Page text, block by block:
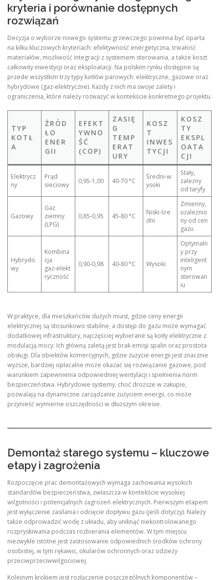
kryteria i porównanie dostępnych
rozwiązań
Decyzja o wyborze nowego systemu grzewczego powinna być oparta
na kilku kluczowych kryteriach: efektywność energetyczna, trwałość
materiałów, możliwość integracji z systemem sterowania, a także koszt
całkowity inwestycji oraz eksploatacji. Na polskim rynku dostępne są
przede wszystkim trzy typy kotłów parowych: elektryczne, gazowe oraz
hybrydowe (gaz‑elektryczne). Każdy z nich ma swoje zalety i
ograniczenia, które należy rozważyć w kontekście konkretnego projektu.
TYP
KOTŁ
A
ŹRÓD
ŁO
ENER
GII
EFEKT
YWNO
ŚĆ
(COP)
ZASIĘ
G
TEMP
ERAT
URY
KOSZ
T
INWES
TYCJI
KOSZ
TY
EKSPL
OATA
CJI
Elektrycz
ny
Prąd
sieciowy
0,95‑1,00 40‑70 °C
Średni‑w
ysoki
Stały,
zależny
od taryfy
Gazowy
Gaz
ziemny
(LPG)
0,85‑0,95 45‑80 °C
Niski‑śre
dni
Zmienny,
uzależnio
ny od cen
gazu
Hybrydo
wy
Kombina
cja
gaz‑elekt
ryczność
0,90‑0,98 40‑80 °C Wysoki
Optymaln
y przy
inteligent
nym
sterowan
iu
W praktyce, dla mieszkańców dużych miast, gdzie ceny energii
elektrycznej są stosunkowo stabilne, a dostęp do gazu może wymagać
dodatkowej infrastruktury, najczęściej wybierane są kotły elektryczne z
modulacją mocy. Ich główną zaletą jest brak emisji spalin oraz prostota
obsługi. Dla obiektów komercyjnych, gdzie zużycie energii jest znacznie
wyższe, bardziej opłacalne może okazać się rozwiązanie gazowe, pod
warunkiem zapewnienia odpowiedniej wentylacji i spełnienia norm
bezpieczeństwa. Hybrydowe systemy, choć droższe w zakupie,
pozwalają na dynamiczne zarządzanie zużyciem energii, co może
przynieść wymierne oszczędności w dłuższym okresie.
Demontaż starego systemu – kluczowe
etapy i zagrożenia
Rozpoczęcie prac demontażowych wymaga zachowania wysokich
standardów bezpieczeństwa, zwłaszcza w kontekście wysokiej
wilgotności i potencjalnych zagrożeń elektrycznych. Pierwszym etapem
jest wyłączenie zasilania i odcięcie dopływu gazu (jeśli dotyczy). Należy
także odprowadzić wodę z układu, aby uniknąć niekontrolowanego
rozpryskiwania podczas rozbierania elementów. W tym miejscu
niezwykle istotne jest zastosowanie odpowiednich środków ochrony
osobistej, w tym rękawic, okularów ochronnych oraz odzieży
przeciwprzeciwwilgociowej.
Kolejnym krokiem jest rozłączenie poszczególnych komponentów –